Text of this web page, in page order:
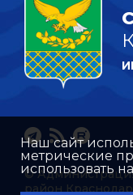
©
район
Наш сайт
метрические
использовать